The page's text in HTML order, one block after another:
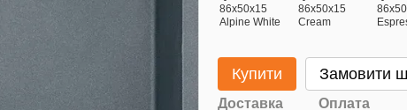
Купити Замовити
Доставка Оплата